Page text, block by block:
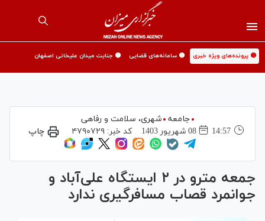
🟡 پرونده‌های ویژه خبری 🟡 سامانه‌های قضایی 🟡 جنایت میدان علیخانی اصفهان
جامعه
شهری،‌ سلامت و رفاهی
14:57
08 شهريور 1403 کد خبر: ۴۷۹۰۷۲۹ چاپ
جمعه مترو در ۲ ایستگاه علی‌آباد و
جوانمرد قصاب مسافرگیری ندارد